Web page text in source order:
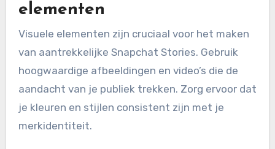
elementen
Visuele elementen zijn cruciaal voor het maken
van aantrekkelijke Snapchat Stories. Gebruik
hoogwaardige afbeeldingen en video’s die de
aandacht van je publiek trekken. Zorg ervoor dat
je kleuren en stijlen consistent zijn met je
merkidentiteit.